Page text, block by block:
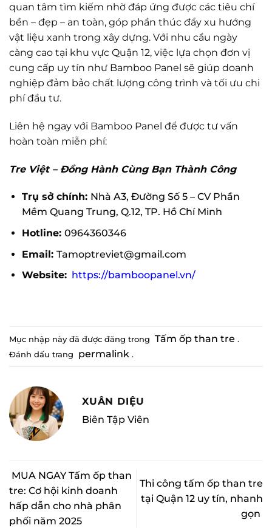
quan tâm tìm kiếm nhờ đáp ứng được các tiêu chí
bền – đẹp – an toàn, góp phần thúc đẩy xu hướng
vật liệu xanh trong xây dựng. Với nhu cầu ngày
càng cao tại khu vực Quận 12, việc lựa chọn đơn vị
cung cấp uy tín như Bamboo Panel sẽ giúp doanh
nghiệp đảm bảo chất lượng công trình và tối ưu chi
phí đầu tư.
Liên hệ ngay với Bamboo Panel để được tư vấn
hoàn toàn miễn phí:
Tre Việt – Đồng Hành Cùng Bạn Thành Công
Trụ sở chính: Nhà A3, Đường Số 5 – CV Phần
Mềm Quang Trung, Q.12, TP. Hồ Chí Minh
Hotline: 0964360346
Email: Tamoptreviet@gmail.com
Website: https://bamboopanel.vn/
Mục nhập này đã được đăng trong Tấm ốp than tre .
Đánh dấu trang
permalink .
XUÂN DIỆU
Biên Tập Viên
MUA NGAY Tấm ốp than
tre: Cơ hội kinh doanh
hấp dẫn cho nhà phân
phối năm 2025
Thi công tấm ốp than tre
tại Quận 12 uy tín, nhanh
gọn